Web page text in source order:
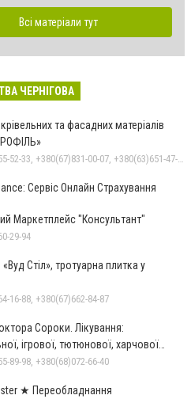
Всі матеріали тут
ЧЕРНІГОВА
та фасадних матеріалів
Сервіс Онлайн Страхування
Маркетплейс "Консультант"
29-94
Стіл», тротуарна плитка у
16-88, +380(67)662-84-87
Сороки. Лікування:
ігрової, тютюнової, харчової
неврозів т
89-98, +380(68)072-66-40
★ Переобладнання